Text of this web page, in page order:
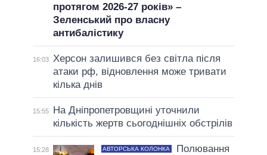
протягом 2026-27 років» –
Зеленський про власну
антибалістику
16:03 Херсон залишився без світла після
атаки рф, відновлення може тривати
кілька днів
15:55
На Дніпропетровщині уточнили
кількість жертв сьогоднішніх обстрілів
15:28 АВТОРСЬКА КОЛОНКА
Полювання